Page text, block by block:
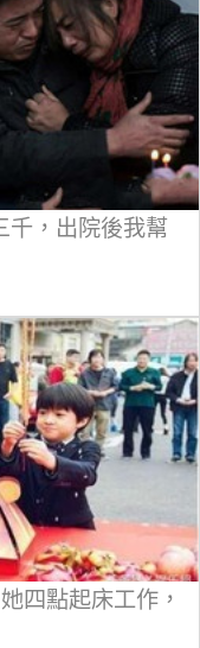
千，出院後我幫
四點起床工作，